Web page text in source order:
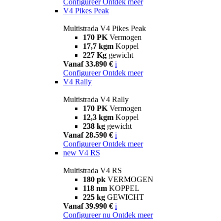
V4 Pikes Peak
Multistrada V4 Pikes Peak
170 PK Vermogen
17,7 kgm Koppel
227 Kg gewicht
Vanaf 33.890 € i
Configureer Ontdek meer
V4 Rally
Multistrada V4 Rally
170 PK Vermogen
12,3 kgm Koppel
238 kg gewicht
Vanaf 28.590 € i
Configureer Ontdek meer
new V4 RS
Multistrada V4 RS
180 pk VERMOGEN
118 nm KOPPEL
225 kg GEWICHT
Vanaf 39.990 € i
Configureer nu Ontdek meer